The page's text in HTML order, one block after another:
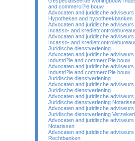
and commerci?le bouw
Advocaten and juridische adviseurs
Hypotheken and hypotheekbanken
Advocaten and juridische adviseurs
Incasso- and
Advocaten and juridische adviseurs
Incasso- and
Juridische dienstverlening
Advocaten and juridische adviseurs
Industri?le and commerci?le bouw
Advocaten and juridische adviseurs
Industri?le and commerci?le bouw
Juridische dienstverlening
Advocaten and juridische adviseurs
Juridische dienstverlening
Advocaten and juridische adviseurs
Juridische dienstverlening
Advocaten and juridische adviseurs
Juridische dienstverlening
Advocaten and juridische adviseurs
Notarissen
Advocaten and juridische adviseurs
Rechtbanken